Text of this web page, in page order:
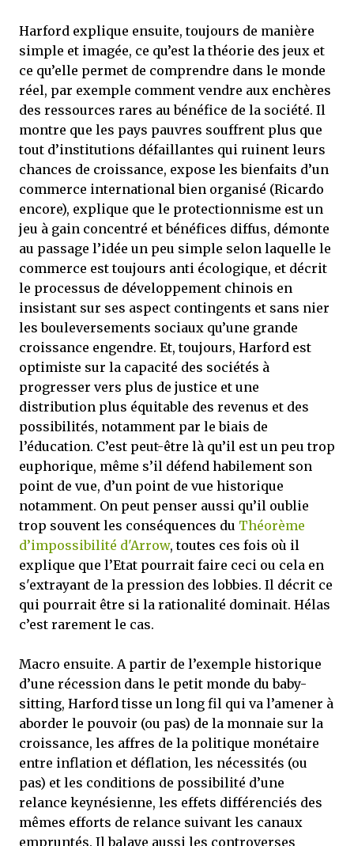
Harford explique ensuite, toujours de manière
simple et imagée, ce qu’est la théorie des jeux et
ce qu’elle permet de comprendre dans le monde
réel, par exemple comment vendre aux enchères
des ressources rares au bénéfice de la société. Il
montre que les pays pauvres souffrent plus que
tout d’institutions défaillantes qui ruinent leurs
chances de croissance, expose les bienfaits d’un
commerce international bien organisé (Ricardo
encore), explique que le protectionnisme est un
jeu à gain concentré et bénéfices diffus, démonte
au passage l’idée un peu simple selon laquelle le
commerce est toujours anti écologique, et décrit
le processus de développement chinois en
insistant sur ses aspect contingents et sans nier
les bouleversements sociaux qu’une grande
croissance engendre. Et, toujours, Harford est
optimiste sur la capacité des sociétés à
progresser vers plus de justice et une
distribution plus équitable des revenus et des
possibilités, notamment par le biais de
l’éducation. C’est peut-être là qu’il est un peu trop
euphorique, même s’il défend habilement son
point de vue, d’un point de vue historique
notamment. On peut penser aussi qu’il oublie
trop souvent les conséquences du Théorème
d’impossibilité d'Arrow, toutes ces fois où il
explique que l’Etat pourrait faire ceci ou cela en
s'extrayant de la pression des lobbies. Il décrit ce
qui pourrait être si la rationalité dominait. Hélas
c’est rarement le cas.
Macro ensuite. A partir de l’exemple historique
d’une récession dans le petit monde du baby-
sitting, Harford tisse un long fil qui va l’amener à
aborder le pouvoir (ou pas) de la monnaie sur la
croissance, les affres de la politique monétaire
entre inflation et déflation, les nécessités (ou
pas) et les conditions de possibilité d’une
relance keynésienne, les effets différenciés des
mêmes efforts de relance suivant les canaux
empruntés. Il balaye aussi les controverses